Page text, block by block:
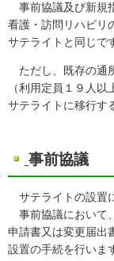
事前協議及び新規
看護・訪問リハビリ
サテライトと同じで
ただし、既存の通
（利用定員１９人以
サテライトに移行す
事前協議
サテライトの設置
事前協議において
申請書又は変更届出
設置の手続を行いま